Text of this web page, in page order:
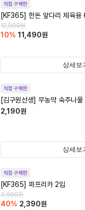
직접 구매한
[KF365] 한돈 앞다리 제육
12,900원
10% 11,490원
상세보
직접 구매한
[김구원선생] 무농약 숙주나
2,190원
상세보
직접 구매한
[KF365] 파프리카 2입
3,990원
40% 2,390원